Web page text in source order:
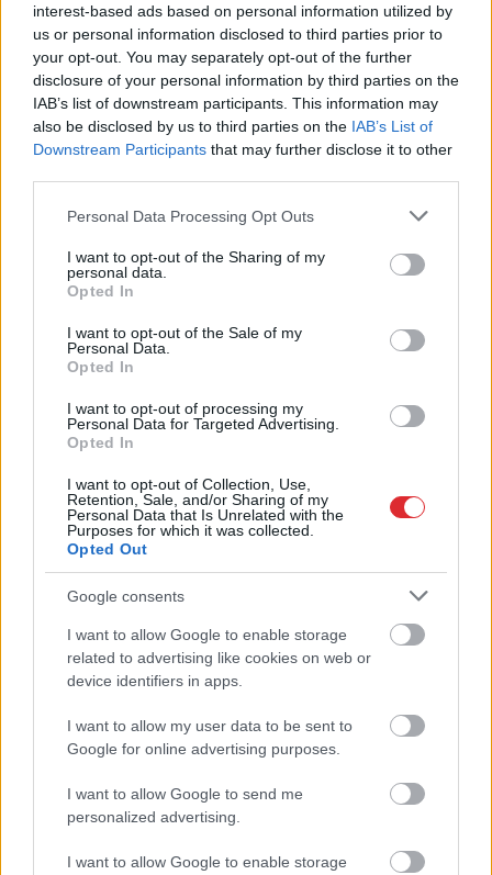
interest-based ads based on personal information utilized by
us or personal information disclosed to third parties prior to
your opt-out. You may separately opt-out of the further
disclosure of your personal information by third parties on the
IAB’s list of downstream participants. This information may
also be disclosed by us to third parties on the IAB’s List of
Downstream Participants that may further disclose it to other
Please note that this website/app uses one or more Google
not limited to your visit or usage behaviour. You may click to
grant or deny consent to Google and its third-party tags to
use your data for below specified purposes in below Google
consent section.
Personal Data Processing Opt Outs
I want to opt-out of the Sharing of my
personal data.
Opted In
I want to opt-out of the Sale of my
Personal Data.
Opted In
I want to opt-out of processing my
Personal Data for Targeted Advertising.
Opted In
I want to opt-out of Collection, Use,
Retention, Sale, and/or Sharing of my
Personal Data that Is Unrelated with the
Purposes for which it was collected.
Opted Out
Google consents
I want to allow Google to enable storage
related to advertising like cookies on web or
device identifiers in apps.
I want to allow my user data to be sent to
Google for online advertising purposes.
I want to allow Google to send me
personalized advertising.
I want to allow Google to enable storage
“Tas varbūt izklausās
absurdi…” Radusies jauna
ideja, kā hakerus izmantot
valsts labā
TESTS. Matemātikas
duelis: vai vari pārspēt
deviņgadnieku
attaisnojumu netika
līdzēts – KNAB sāk
Rasimas saņemto
kompensāciju
Atcelt Ziņot